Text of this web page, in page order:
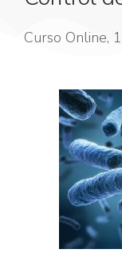
Curso Online,